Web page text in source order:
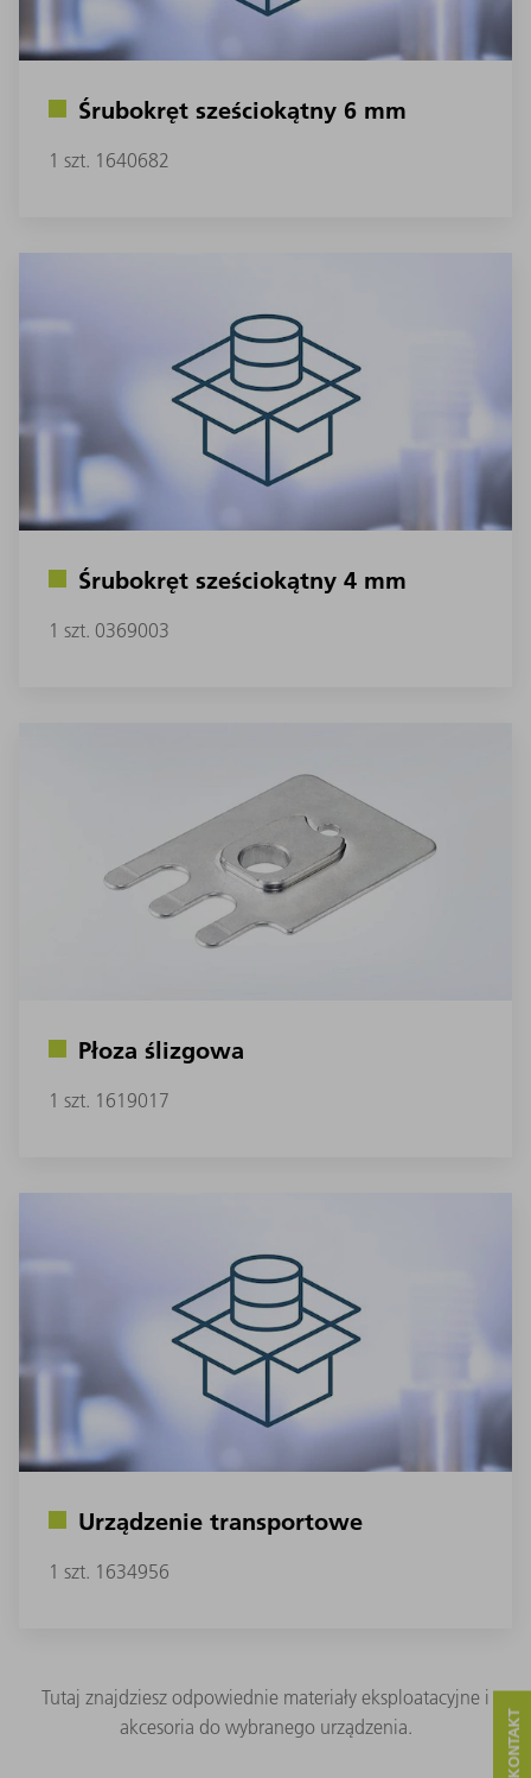
Śrubokręt sześciokątny 6 mm
1 szt. 1640682
Śrubokręt sześciokątny 4 mm
1 szt. 0369003
Płoza ślizgowa
1 szt. 1619017
Urządzenie transportowe
1 szt. 1634956
Tutaj znajdziesz odpowiednie materiały eksploatacyjne i
akcesoria do wybranego urządzenia.